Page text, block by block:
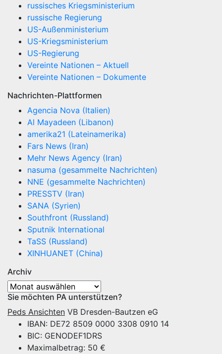
russisches Kriegsministerium
russische Regierung
US-Außenministerium
US-Kriegsministerium
US-Regierung
Vereinte Nationen – Aktuell
Vereinte Nationen – Dokumente
Nachrichten-Plattformen
Agencia Nova (Italien)
Al Mayadeen (Libanon)
amerika21 (Lateinamerika)
Fars News (Iran)
Mehr News Agency (Iran)
nasuma (gesammelte Nachrichten)
NNE (gesammelte Nachrichten)
PRESSTV (Iran)
SANA (Syrien)
Southfront (Russland)
Sputnik International
TaSS (Russland)
XINHUANET (China)
Archiv
Archiv
Sie möchten PA unterstützen?
Peds Ansichten VB Dresden-Bautzen eG
IBAN: DE72 8509 0000 3308 0910 14
BIC: GENODEF1DRS
Maximalbetrag: 50 €